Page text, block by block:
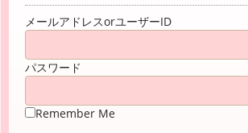
メールアドレスorユーザーID
パスワード
Remember Me